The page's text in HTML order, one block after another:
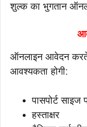
शुल्क का भुगतान
ऑनलाइन आवेदन करते
आवश्यकता होगी:
पासपोर्ट साइज
हस्ताक्षर